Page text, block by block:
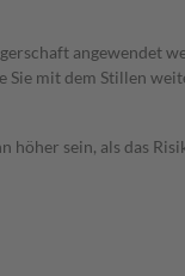
angewendet
Sie mit dem Stillen
sein, als das